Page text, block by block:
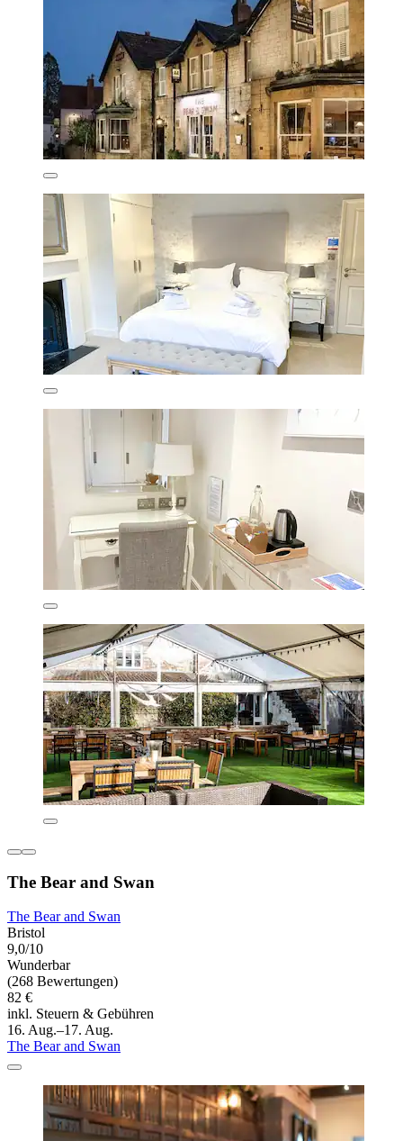
The Bear and Swan
The Bear and Swan
Bristol
9,0/10
Wunderbar
(268 Bewertungen)
82 €
inkl. Steuern & Gebühren
16. Aug.–17. Aug.
The Bear and Swan